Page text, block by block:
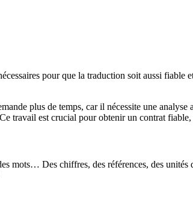
pour que la traduction soit aussi fiable
plus de temps, car il nécessite une
travail est crucial pour obtenir un contrat
mots… Des chiffres, des références, des